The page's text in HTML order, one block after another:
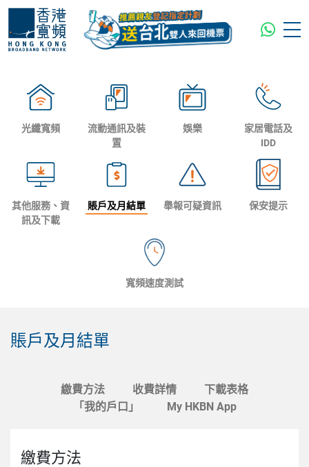
光纖寬頻
流動通訊及裝
置
娛樂
家居電話及
IDD
其他服務、資
訊及下載
賬戶及月結單 舉報可疑資訊 保安提示
寬頻速度測試
賬戶及月結單
繳費方法 收費詳情
下載表格
「我的戶口」
My HKBN App
繳費方法